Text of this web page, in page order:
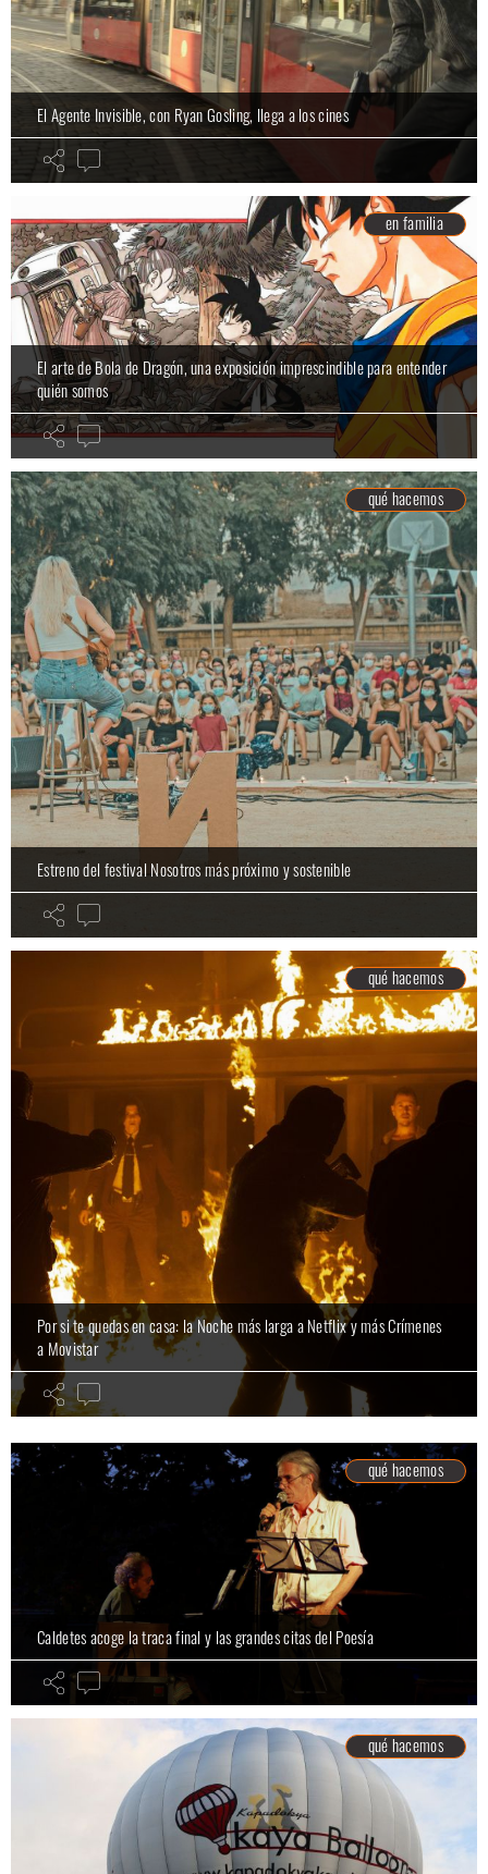
El Agente Invisible, con Ryan Gosling, llega a los cines
en familia
El arte de Bola de Dragón, una exposición imprescindible para entender
quién somos
qué hacemos
Estreno del festival Nosotros más próximo y sostenible
qué hacemos
Por si te quedas en casa: la Noche más larga a Netflix y más Crímenes
a Movistar
qué hacemos
Caldetes acoge la traca final y las grandes citas del Poesía
qué hacemos